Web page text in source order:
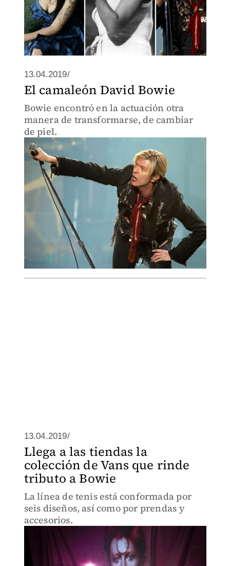
13.04.2019/
El camaleón David Bowie
Bowie encontró en la actuación otra
manera de transformarse, de cambiar
de piel.
13.04.2019/
Llega a las tiendas la
colección de Vans que rinde
tributo a Bowie
La línea de tenis está conformada por
seis diseños, así como por prendas y
accesorios.